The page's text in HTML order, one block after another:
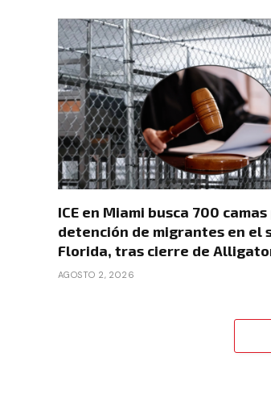
ICE en Miami busca 700
detención de migrantes en el
Florida, tras cierre de
AGOSTO 2, 2026